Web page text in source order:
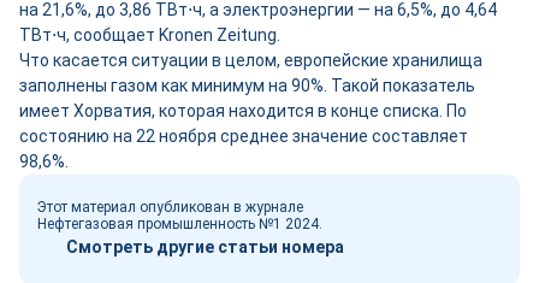
на 21,6%, до 3,86 ТВт⋅ч, а электроэнергии — на 6,5%, до 4,64
ТВт⋅ч, сообщает Kronen Zeitung.
Что касается ситуации в целом, европейские хранилища
заполнены газом как минимум на 90%. Такой показатель
имеет Хорватия, которая находится в конце списка. По
состоянию на 22 ноября среднее значение составляет
98,6%.
Этот материал опубликован в журнале
Нефтегазовая промышленность №1 2024.
Смотреть другие статьи номера